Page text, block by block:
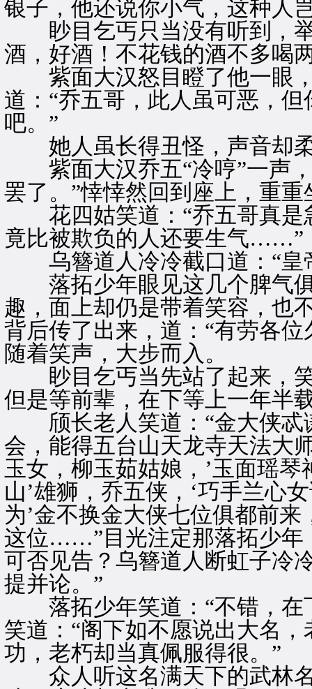
银子，他还说你小气，这种人
眇目乞丐只当没有听到，举
酒，好酒！不花钱的酒不多喝
紫面大汉怒目瞪了他一眼，
道：“乔五哥，此人虽可恶，
吧。”
她人虽长得丑怪，声音却柔
紫面大汉乔五“冷哼”一声
罢了。”悻悻然回到座上，重重
花四姑笑道：“乔五哥真是
竟比被欺负的人还要生气……”
乌簪道人冷冷截口道：“皇
落拓少年眼见这几个脾气俱
趣，面上却仍是带着笑容，也
背后传了出来，道：“有劳各
随着笑声，大步而入。
眇目乞丐当先站了起来，笑
但是等前辈，在下等上一年半
颀长老人笑道：“金大侠忒
会，能得五台山天龙寺天法大
玉女，柳玉茹姑娘，’玉面瑶
山’雄狮，乔五侠，‘巧手兰心
为’金不换金大侠七位俱都前
这位……”目光注定那落拓少年
可否见告？乌簪道人断虹子冷
提并论。”
落拓少年笑道：“不错，在
笑道：“阁下如不愿说出大名
功，老朽却当真佩服得很。”
众人听这名满天下的武林名